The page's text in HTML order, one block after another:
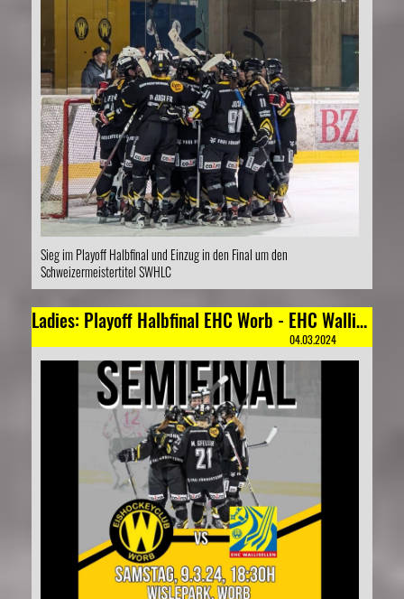
Sieg im Playoff Halbfinal und Einzug in den Final um den
Schweizermeistertitel SWHLC
Ladies: Playoff Halbfinal EHC Worb - EHC Wallisellen
04.03.2024